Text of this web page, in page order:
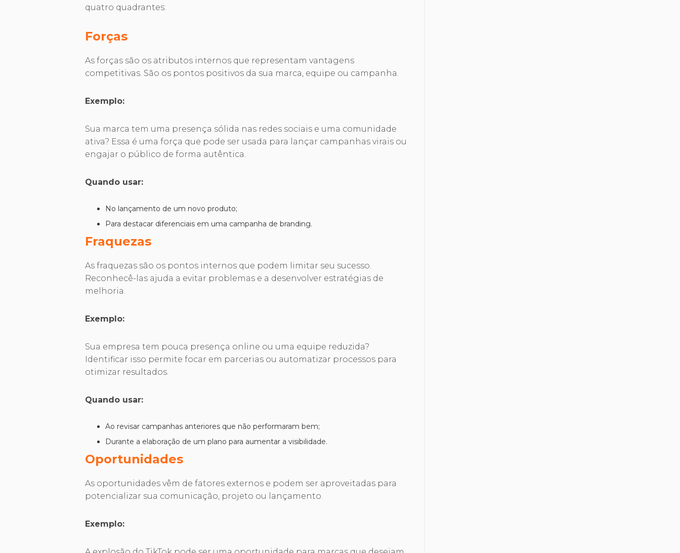
quatro quadrantes:
Forças
As forças são os atributos internos que representam vantagens
competitivas. São os pontos positivos da sua marca, equipe ou campanha.
Exemplo:
Sua marca tem uma presença sólida nas redes sociais e uma comunidade
ativa? Essa é uma força que pode ser usada para lançar campanhas virais ou
engajar o público de forma autêntica.
Quando usar:
No lançamento de um novo produto;
Para destacar diferenciais em uma campanha de branding.
Fraquezas
As fraquezas são os pontos internos que podem limitar seu sucesso.
Reconhecê-las ajuda a evitar problemas e a desenvolver estratégias de
melhoria.
Exemplo:
Sua empresa tem pouca presença online ou uma equipe reduzida?
Identificar isso permite focar em parcerias ou automatizar processos para
otimizar resultados.
Quando usar:
Ao revisar campanhas anteriores que não performaram bem;
Durante a elaboração de um plano para aumentar a visibilidade.
Oportunidades
As oportunidades vêm de fatores externos e podem ser aproveitadas para
potencializar sua comunicação, projeto ou lançamento.
Exemplo: